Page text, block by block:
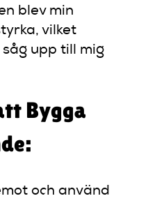
blev min
vilket
upp till mig
Bygga
och använd